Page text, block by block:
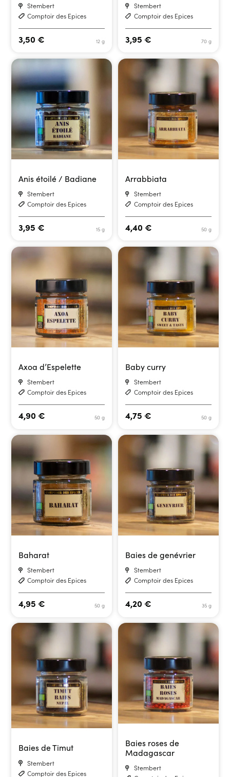
Stembert
Comptoir des Epices
12 g
3,50€
Stembert
Comptoir des Epices
70 g
3,95 €
Anis étoilé / Badiane
Stembert
Comptoir des Epices
15 g
3,95€
Arrabbiata
Stembert
Comptoir des Epices
50 g
4,40 €
Axoa d’Espelette
Stembert
Comptoir des Epices
50 g
4,90€
Baby curry
Stembert
Comptoir des Epices
50 g
4,75 €
Baharat
Stembert
Comptoir des Epices
50 g
4,95€
Baies de genévrier
Stembert
Comptoir des Epices
35 g
4,20 €
Baies de Timut
Stembert
Comptoir des Epices
Baies roses de
Madagascar
Stembert